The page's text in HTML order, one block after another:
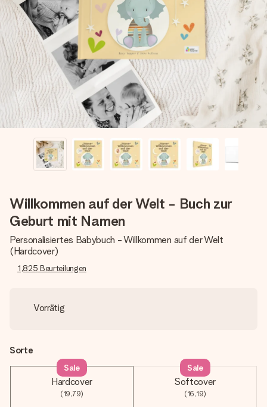
+49 39292 929695
Montag - Freitag : 8:30 - 17:00 Uhr
Samstag - Sonntag : 8:30 - 13:00 Uhr
Willkommen auf der Welt - Buch zur
Geburt mit Namen
Personalisiertes Babybuch - Willkommen auf der Welt
(Hardcover)
1,825 Beurteilungen
Vorrätig
Sorte
Hardcover
(19,79)
Sale
Softcover
(16,19)
Sale